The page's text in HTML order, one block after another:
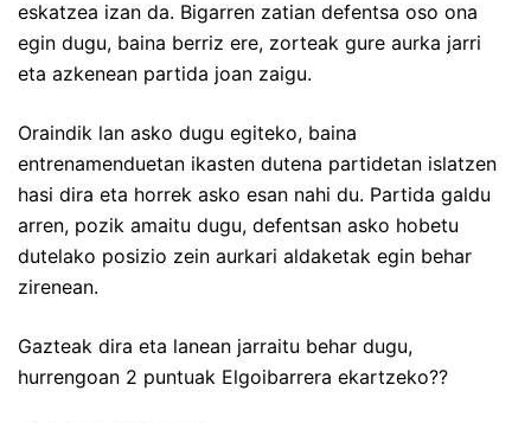
eskatzea izan da. Bigarren zatian defentsa oso ona
egin dugu, baina berriz ere, zorteak gure aurka jarri
eta azkenean partida joan zaigu.
Oraindik lan asko dugu egiteko, baina
entrenamenduetan ikasten dutena partidetan islatzen
hasi dira eta horrek asko esan nahi du. Partida galdu
arren, pozik amaitu dugu, defentsan asko hobetu
dutelako posizio zein aurkari aldaketak egin behar
zirenean.
Gazteak dira eta lanean jarraitu behar dugu,
hurrengoan 2 puntuak Elgoibarrera ekartzeko??